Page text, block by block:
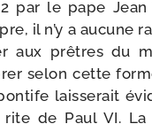
par le pape Jean
il n’y a aucune
aux prêtres du
selon cette
lais­se­rait
de Paul VI.